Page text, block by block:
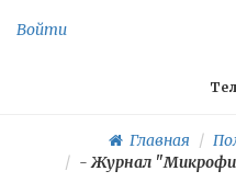
Войти
Главная
-Журнал